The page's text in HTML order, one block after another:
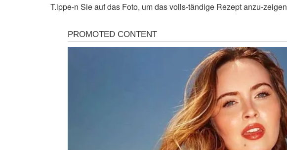
T.ippe-n Sie auf das Foto, um das volls-tändige Rezept anzu-zeigen